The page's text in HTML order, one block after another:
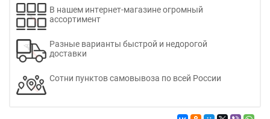
В нашем интернет-магазине огромный
ассортимент
Разные варианты быстрой и недорогой
доставки
Сотни пунктов самовывоза по всей России